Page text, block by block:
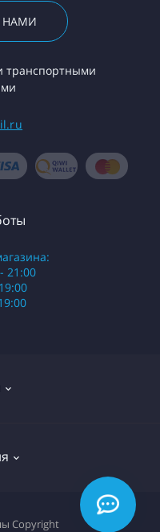
НАМИ
транспортными
21:00
Copyright